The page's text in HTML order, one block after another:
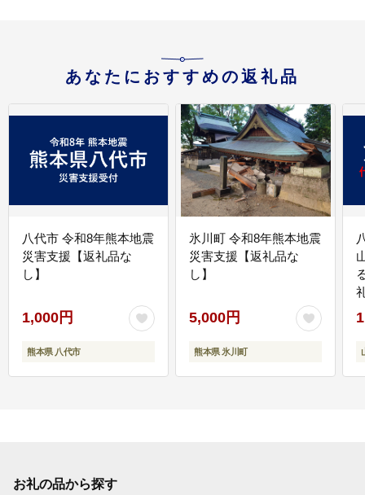
あなたにおすすめの返礼品
八代市 令和8年熊本地震
災害支援【返礼品な
し】
1,000円
熊本県 八代市
氷川町 令和8年熊本地震
災害支援【返礼品な
し】
5,000円
熊本県 氷川町
お礼の品から探す